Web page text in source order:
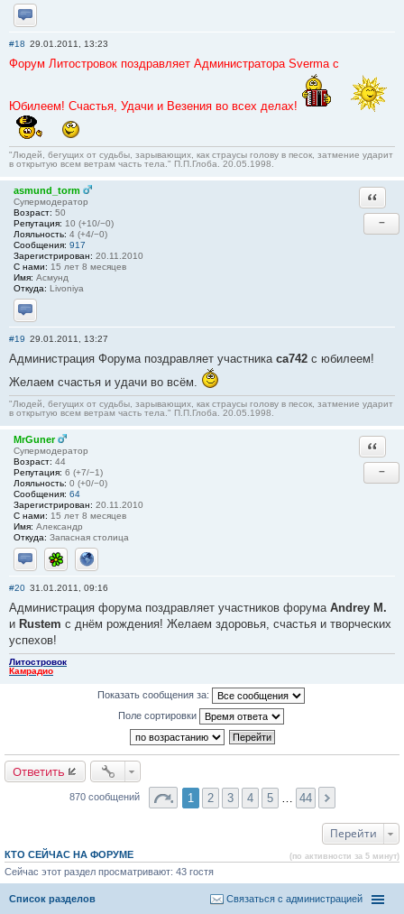
Отправить личное сообщение
#18 29.01.2011, 13:23
Форум Литостровок поздравляет Администратора Svermа с
Юбилеем! Счастья, Удачи и Везения во всех делах!
"Людей, бегущих от судьбы, зарывающих, как страусы голову в песок, затмение ударит
в открытую всем ветрам часть тела." П.П.Глоба. 20.05.1998.
asmund_torm
Супермодератор
Возраст: 50
Репутация: 10 (+10/−0)
Лояльность: 4 (+4/−0)
Сообщения: 917
Зарегистрирован: 20.11.2010
С нами: 15 лет 8 месяцев
Имя: Асмунд
Откуда: Livoniya
Отправить личное сообщение
−
#19 29.01.2011, 13:27
Администрация Форума поздравляет участника ca742 с юбилеем!
Желаем счастья и удачи во всём.
"Людей, бегущих от судьбы, зарывающих, как страусы голову в песок, затмение ударит
в открытую всем ветрам часть тела." П.П.Глоба. 20.05.1998.
MrGuner
Супермодератор
Возраст: 44
Репутация: 6 (+7/−1)
Лояльность: 0 (+0/−0)
Сообщения: 64
Зарегистрирован: 20.11.2010
С нами: 15 лет 8 месяцев
Имя: Александр
Откуда: Запасная столица
Отправить личное сообщение
ICQ Сайт
−
#20 31.01.2011, 09:16
Администрация форума поздравляет участников форума Andrey M.
и Rustem с днём рождения! Желаем здоровья, счастья и творческих
успехов!
Литостровок
Камрадио
Показать сообщения за:
Поле сортировки
Ответить
870 сообщений 1 2 3 4 5 44
Перейти
КТО СЕЙЧАС НА ФОРУМЕ (по активности за 5 минут)
Сейчас этот раздел просматривают: 43 гостя
Список разделов Связаться с администрацией